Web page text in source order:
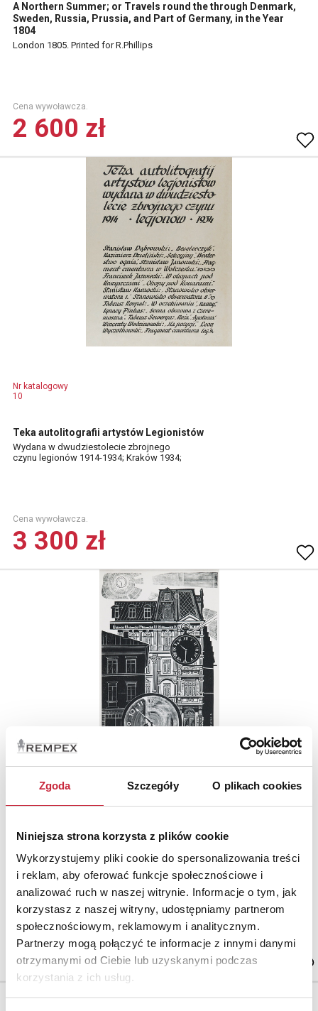
Zgoda Szczegóły O plikach cookies
Niniejsza strona korzysta z plików cookie
Wykorzystujemy pliki cookie do spersonalizowania treści
i reklam, aby oferować funkcje społecznościowe i
analizować ruch w naszej witrynie. Informacje o tym, jak
korzystasz z naszej witryny, udostępniamy partnerom
społecznościowym, reklamowym i analitycznym.
Partnerzy mogą połączyć te informacje z innymi danymi
otrzymanymi od Ciebie lub uzyskanymi podczas
korzystania z ich usług.
A Northern Summer; or Travels round the through Denmark,
Sweden, Russia, Prussia, and Part of Germany, in the Year
1804
London 1805. Printed for R.Phillips
Cena wywoławcza.
2 600 zł
Nr katalogowy
10
Teka autolitografii artystów Legionistów
Wydana w dwudziestolecie zbrojnego
czynu legionów 1914-1934; Kraków 1934;
Cena wywoławcza.
3 300 zł
11
Staroświecki sklep - zestaw drzeworytów
10 drzeworytów (11 x 18 cm) ilustrujących
publikację książkę z 1938 r.
Cena wywoławcza.
900 zł